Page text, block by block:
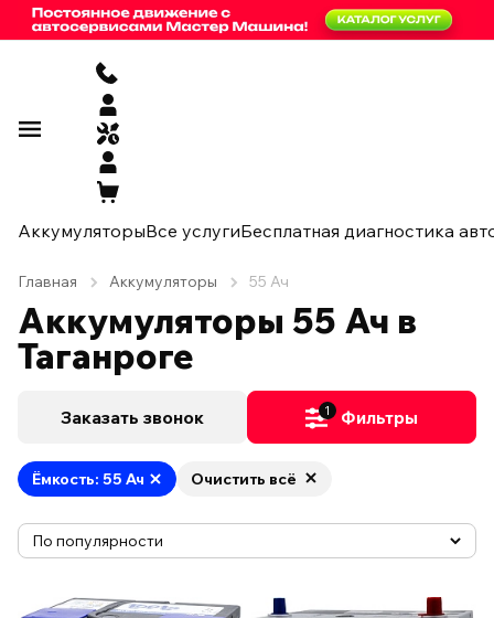
АккумуляторыВсе услугиБесплатная диагностика
Главная Аккумуляторы 55 Ач
Аккумуляторы 55 Ач в
Таганроге
Заказать звонок 1 Фильтры
Ёмкость: 55 Ач Очистить всё